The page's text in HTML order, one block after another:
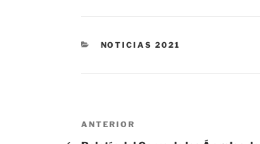
NOTICIAS 2021
ANTERIOR